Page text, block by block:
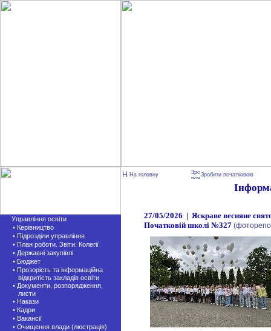
Управління освіти
• Керівництво
• Підрозділи управління
• План роботи. Звіти. Колегії
• Державні закупівлі
• Бюджет
• Прозорість та інформаційна
відкритість закладів освіти
• Документи, розпорядження,
листи
• Накази
• Кадри
• Вакансії
• Очищення влади (люстрація)
На головну Зробити початковою
27/05/2026 | Яскраве весняне
Початковій школі №327